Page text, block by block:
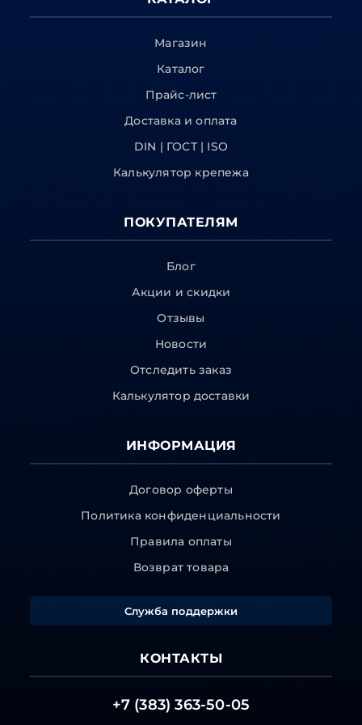
Магазин
Каталог
Прайс-лист
Доставка и оплата
DIN | ГОСТ | ISO
Калькулятор крепежа
ПОКУПАТЕЛЯМ
Блог
Акции и скидки
Отзывы
Новости
Отследить заказ
Калькулятор доставки
ИНФОРМАЦИЯ
Договор оферты
Политика конфиденциальности
Правила оплаты
Возврат товара
Служба поддержки
КОНТАКТЫ
+7 (383) 363-50-05